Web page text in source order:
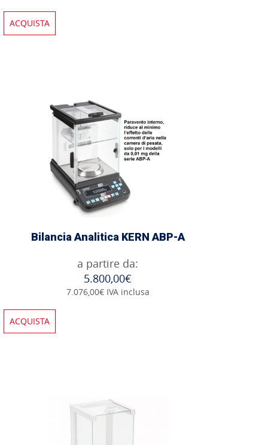
ACQUISTA
Bilancia Analitica KERN ABP-A
a partire da:
5.800,00€
7.076,00€ IVA inclusa
ACQUISTA